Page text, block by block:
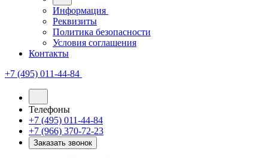
Информация
Реквизиты
Политика безопасности
Условия соглашения
Контакты
+7 (495) 011-44-84
Телефоны
+7 (495) 011-44-84
+7 (966) 370-72-23
Заказать звонок